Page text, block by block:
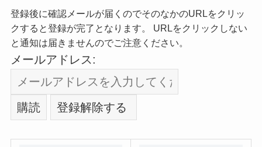
登録後に確認メールが届くのでそのなかのURLをクリッ
クすると登録が完了となります。 URLをクリックしない
と通知は届きませんのでご注意ください。
メールアドレス: